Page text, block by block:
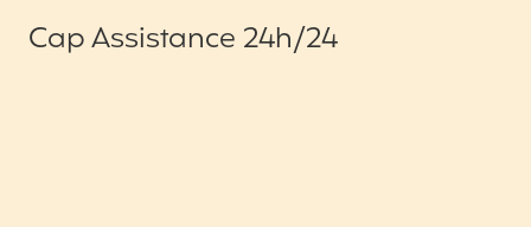
Cap Assistance 24h/24